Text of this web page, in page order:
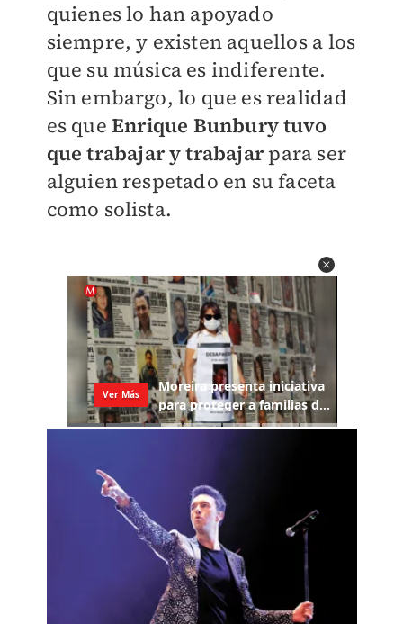
quienes lo han apoyado
siempre, y existen aquellos a los
que su música es indiferente.
Sin embargo, lo que es realidad
es que Enrique Bunbury tuvo
que trabajar y trabajarpara ser
alguien respetado en su faceta
como solista.